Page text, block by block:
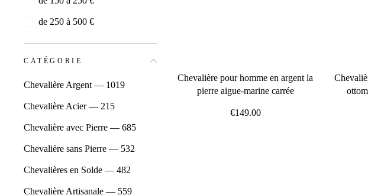
de 250 à 500 €
CATÉGORIE
Chevalière Argent — 1019
Chevalière Acier — 215
Chevalière avec Pierre — 685
Chevalière sans Pierre — 532
Chevalières en Solde — 482
Chevalière Artisanale — 559
Chevalière pour homme en argent la
pierre aigue-marine carrée
€149.00